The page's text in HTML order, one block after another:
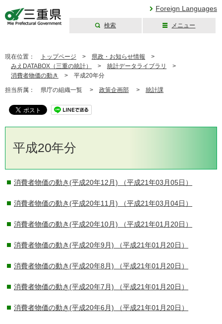
Foreign Languages
検索 メニュー
現在位置： トップページ > 県政・お知らせ情報 >
みえDATABOX（三重の統計）
> 統計データライブラリ
>
消費者物価の動き
> 平成20年分
担当所属： 県庁の組織一覧 > 政策企画部 > 統計課
平成20年分
消費者物価の動き(平成20年12月) （平成21年03月05日）
消費者物価の動き(平成20年11月) （平成21年03月04日）
消費者物価の動き(平成20年10月) （平成21年01月20日）
消費者物価の動き(平成20年9月) （平成21年01月20日）
消費者物価の動き(平成20年8月) （平成21年01月20日）
消費者物価の動き(平成20年7月) （平成21年01月20日）
消費者物価の動き(平成20年6月) （平成21年01月20日）